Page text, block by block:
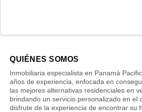
QUIÉNES SOMOS
Inmobiliaria especialista en Panamá
años de experiencia, enfocada en
las mejores alternativas residenciales en
brindando un servicio personalizado en el
disfrute de la experiencia de encontrar su